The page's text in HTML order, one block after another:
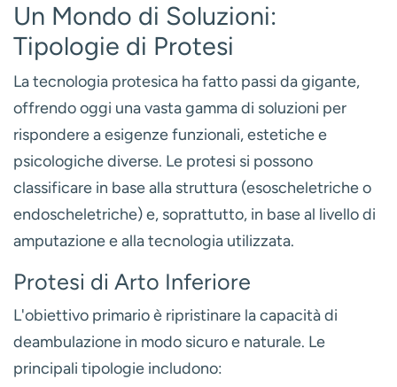
Un Mondo di Soluzioni:
Tipologie di Protesi
La tecnologia protesica ha fatto passi da gigante,
offrendo oggi una vasta gamma di soluzioni per
rispondere a esigenze funzionali, estetiche e
psicologiche diverse. Le protesi si possono
classificare in base alla struttura (esoscheletriche o
endoscheletriche) e, soprattutto, in base al livello di
amputazione e alla tecnologia utilizzata.
Protesi di Arto Inferiore
L'obiettivo primario è ripristinare la capacità di
deambulazione in modo sicuro e naturale. Le
principali tipologie includono: